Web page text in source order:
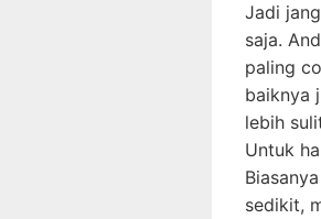
Jadi
saja.
paling
baiknya
lebih
Untuk
sedikit,